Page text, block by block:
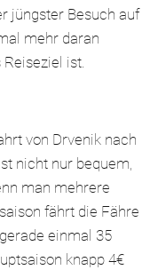
jüngster Besuch auf
mehr daran
ist.
von Drvenik nach
nicht nur bequem,
man mehrere
fährt die Fähre
einmal 35
knapp 4€